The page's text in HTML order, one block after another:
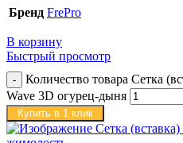
Бренд FrePro
В корзину
Быстрый просмотр
Количество товара Сетка
Wave 3D огурец-дыня
Купить в 1 клик